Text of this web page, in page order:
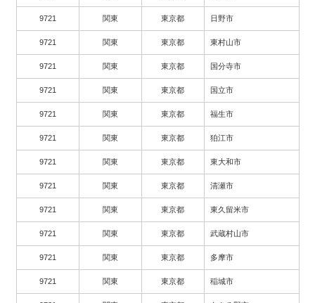
9721 関東 東京都 日野市
9721 関東 東京都 東村山市
9721 関東 東京都 国分寺市
9721 関東 東京都 国立市
9721 関東 東京都 福生市
9721 関東 東京都 狛江市
9721 関東 東京都 東大和市
9721 関東 東京都 清瀬市
9721 関東 東京都 東久留米市
9721 関東 東京都 武蔵村山市
9721 関東 東京都 多摩市
9721 関東 東京都 稲城市